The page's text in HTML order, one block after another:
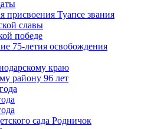
присвоения Туапсе звания
славы
победе
75-летия освобождения
краю
району 96 лет
сада Родничок